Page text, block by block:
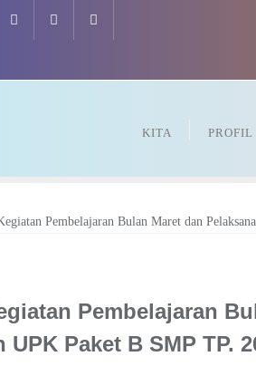
KITA PROFIL
Pembelajaran
UPK Paket B SMP TP.